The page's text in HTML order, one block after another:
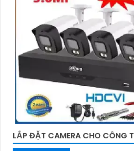
LẮP ĐẶT CAMERA CHO CÔNG